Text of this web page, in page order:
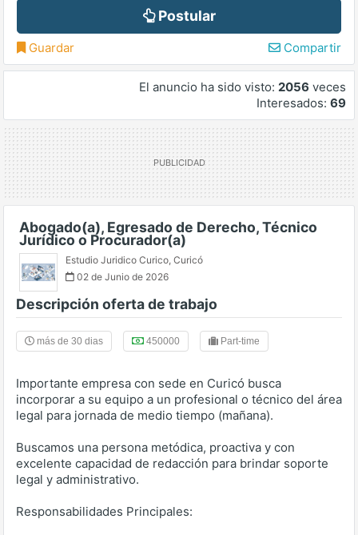
Postular
Guardar Compartir
El anuncio ha sido visto: 2056 veces
Interesados: 69
Abogado(a), Egresado de Derecho, Técnico
Jurídico o Procurador(a)
Estudio Juridico Curico, Curicó
02 de Junio de 2026
Descripción oferta de trabajo
más de 30 dias 450000 Part-time
Importante empresa con sede en Curicó busca
incorporar a su equipo a un profesional o técnico del área
legal para jornada de medio tiempo (mañana).
Buscamos una persona metódica, proactiva y con
excelente capacidad de redacción para brindar soporte
legal y administrativo.
Responsabilidades Principales: